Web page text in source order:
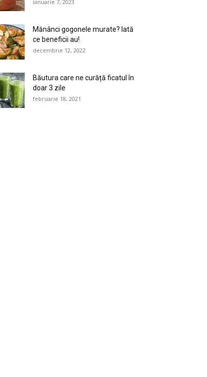
ianuarie 7, 2023
Mănânci gogonele murate? Iată
ce beneficii au!
decembrie 12, 2022
Băutura care ne curăță ficatul în
doar 3 zile
februarie 18, 2021